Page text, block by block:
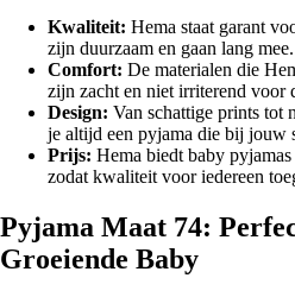
Kwaliteit: Hema staat garant
zijn duurzaam en gaan lang mee.
Comfort: De materialen die
zijn zacht en niet irriterend voor
Design: Van schattige prints tot
je altijd een pyjama die bij jouw
Prijs: Hema biedt baby
zodat kwaliteit voor iedereen
Pyjama Maat 74:
Groeiende Baby